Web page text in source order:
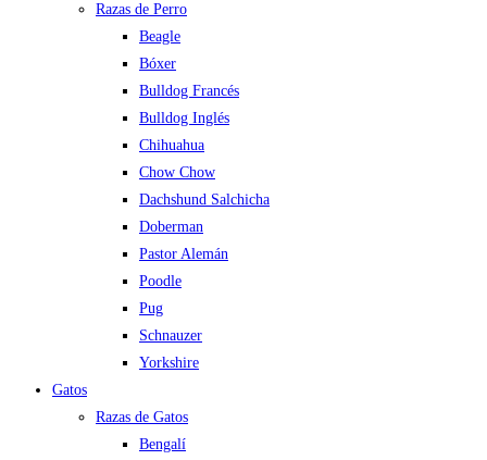
Razas de Perro
Beagle
Bóxer
Bulldog Francés
Bulldog Inglés
Chihuahua
Chow Chow
Dachshund Salchicha
Doberman
Pastor Alemán
Poodle
Pug
Schnauzer
Yorkshire
Gatos
Razas de Gatos
Bengalí